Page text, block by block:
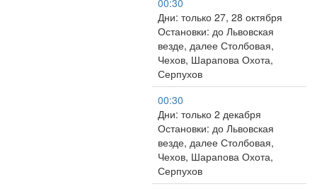
00:30
Дни: только 27, 28 октября
Остановки: до Львовская
везде, далее Столбовая,
Чехов, Шарапова Охота,
Серпухов
00:30
Дни: только 2 декабря
Остановки: до Львовская
везде, далее Столбовая,
Чехов, Шарапова Охота,
Серпухов